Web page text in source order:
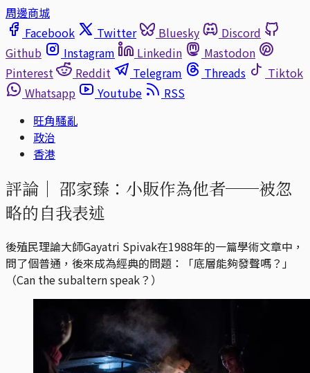
周邊商城
Facebook
Twitter Bluesky
Discord
Github
Instagram Linkedin
Mastodon
Pinterest
Reddit Telegram Threads
Tiktok
Whatsapp
Youtube
RSS
旺角騷亂
政治
香港
評論｜ 邵家臻：小販作為他者──被忽
略的自我表述
後殖民理論大師Gayatri Spivak在1988年的一篇學術文章中，
問了個普通，後來成為經典的問題：「底層能夠發聲嗎？」
（Can the subaltern speak？）